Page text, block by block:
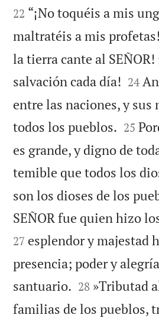
22 “¡No toquéis a mis
maltratéis a mis
la tierra cante al SEÑOR!
salvación cada día! 

24
entre las naciones, y sus
todos los pueblos. 

25
es grande, y digno de
temible que todos los
son los dioses de los
SEÑOR fue quien hizo
27 esplendor y majestad
presencia; poder y
santuario. 

28 »Tributad
familias de los pueblos,